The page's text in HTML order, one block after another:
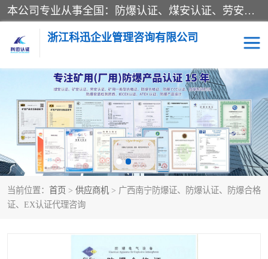
本公司专业从事全国：防爆认证、煤安认证、劳安认证、体系认证、产品认证、ATEX认证、IECEX认证、消防产品认证、生产认可证、验厂指导、认证技术支持、企业管理策划等一站式咨询服务。 用我们的智慧、经验、真诚与勤恳，分享成长的喜悦！ 全国24小时咨询热线：* 认证咨询：张老师（全国*）
浙江科迅企业管理咨询有限公司
当前位置： 首页 > 供应商机 > 广西南宁防爆证、防爆认证、防爆合格
证、EX认证代理咨询
煤安认证 防爆CCC认证
防爆合格证 矿安认证
劳安认证